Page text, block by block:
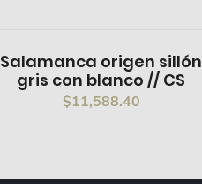
Salamanca origen sillón
gris con blanco // CS
$11,588.40